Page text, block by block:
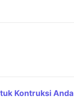
Kontruksi Anda